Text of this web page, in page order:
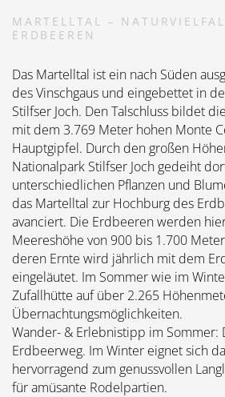
MARTELLTAL –
ERDBEEREN
Das Martelltal ist ein nach Süden
des Vinschgaus und eingebettet in
Stilfser Joch. Den Talschluss bildet
mit dem 3.769 Meter hohen Monte
Hauptgipfel. Durch den großen
Nationalpark Stilfser Joch gedeiht
unterschiedlichen Pflanzen und
das Martelltal zur Hochburg des
avanciert. Die Erdbeeren werden
Meereshöhe von 900 bis 1.700
deren Ernte wird jährlich mit dem
eingeläutet. Im Sommer wie im
Zufallhütte auf über 2.265
Übernachtungsmöglichkeiten.
Wander- & Erlebnistipp im Sommer:
Erdbeerweg. Im Winter eignet sich
hervorragend zum genussvollen
für amüsante Rodelpartien.